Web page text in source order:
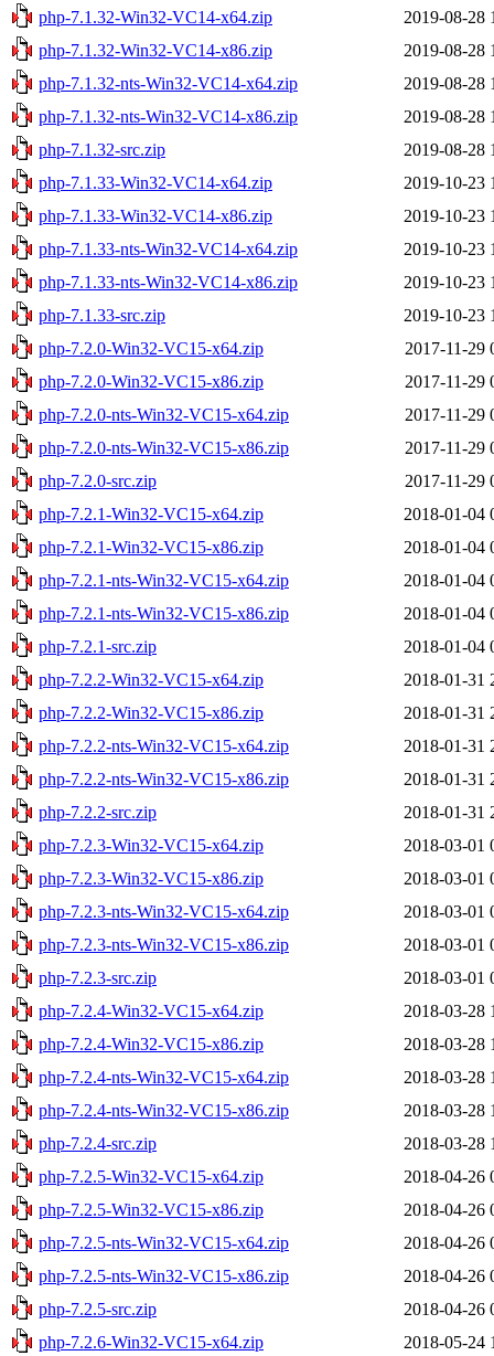
php-7.1.32-Win32-VC14-x64.zip
2019-08-28
php-7.1.32-Win32-VC14-x86.zip
2019-08-28
php-7.1.32-nts-Win32-VC14-x64.zip
2019-08-28
php-7.1.32-nts-Win32-VC14-x86.zip
2019-08-28
php-7.1.32-src.zip
2019-08-28
php-7.1.33-Win32-VC14-x64.zip
2019-10-23
php-7.1.33-Win32-VC14-x86.zip
2019-10-23
php-7.1.33-nts-Win32-VC14-x64.zip
2019-10-23
php-7.1.33-nts-Win32-VC14-x86.zip
2019-10-23
php-7.1.33-src.zip
2019-10-23
php-7.2.0-Win32-VC15-x64.zip
2017-11-29
php-7.2.0-Win32-VC15-x86.zip
2017-11-29
php-7.2.0-nts-Win32-VC15-x64.zip
2017-11-29
php-7.2.0-nts-Win32-VC15-x86.zip
2017-11-29
php-7.2.0-src.zip
2017-11-29
php-7.2.1-Win32-VC15-x64.zip
2018-01-04
php-7.2.1-Win32-VC15-x86.zip
2018-01-04
php-7.2.1-nts-Win32-VC15-x64.zip
2018-01-04
php-7.2.1-nts-Win32-VC15-x86.zip
2018-01-04
php-7.2.1-src.zip
2018-01-04
php-7.2.2-Win32-VC15-x64.zip
2018-01-31
php-7.2.2-Win32-VC15-x86.zip
2018-01-31
php-7.2.2-nts-Win32-VC15-x64.zip
2018-01-31
php-7.2.2-nts-Win32-VC15-x86.zip
2018-01-31
php-7.2.2-src.zip
2018-01-31
php-7.2.3-Win32-VC15-x64.zip
2018-03-01
php-7.2.3-Win32-VC15-x86.zip
2018-03-01
php-7.2.3-nts-Win32-VC15-x64.zip
2018-03-01
php-7.2.3-nts-Win32-VC15-x86.zip
2018-03-01
php-7.2.3-src.zip
2018-03-01
php-7.2.4-Win32-VC15-x64.zip
2018-03-28
php-7.2.4-Win32-VC15-x86.zip
2018-03-28
php-7.2.4-nts-Win32-VC15-x64.zip
2018-03-28
php-7.2.4-nts-Win32-VC15-x86.zip
2018-03-28
php-7.2.4-src.zip
2018-03-28
php-7.2.5-Win32-VC15-x64.zip
2018-04-26
php-7.2.5-Win32-VC15-x86.zip
2018-04-26
php-7.2.5-nts-Win32-VC15-x64.zip
2018-04-26
php-7.2.5-nts-Win32-VC15-x86.zip
2018-04-26
php-7.2.5-src.zip
2018-04-26
php-7.2.6-Win32-VC15-x64.zip
2018-05-24